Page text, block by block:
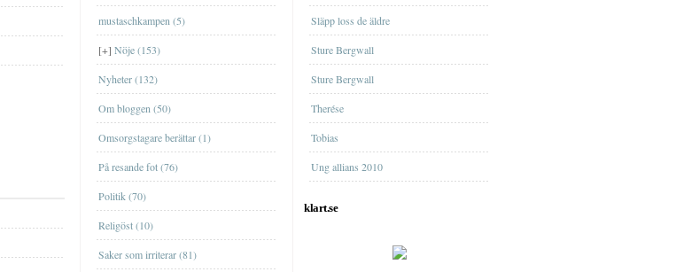
mustaschkampen (5)
[+] Nöje (153)
MusikMusik
Nyheter (132)
Om bloggen (50)
Omsorgstagare berättar (1)
På resande fot (76)
Politik (70)
Religöst (10)
Saker som irriterar (81)
EskilstunaEskilstuna
GöteborgGöteborg
Släpp loss de äldre
Sture Bergwall
Sture Bergwall
Therése
Tobias
Ung allians 2010
klart.se